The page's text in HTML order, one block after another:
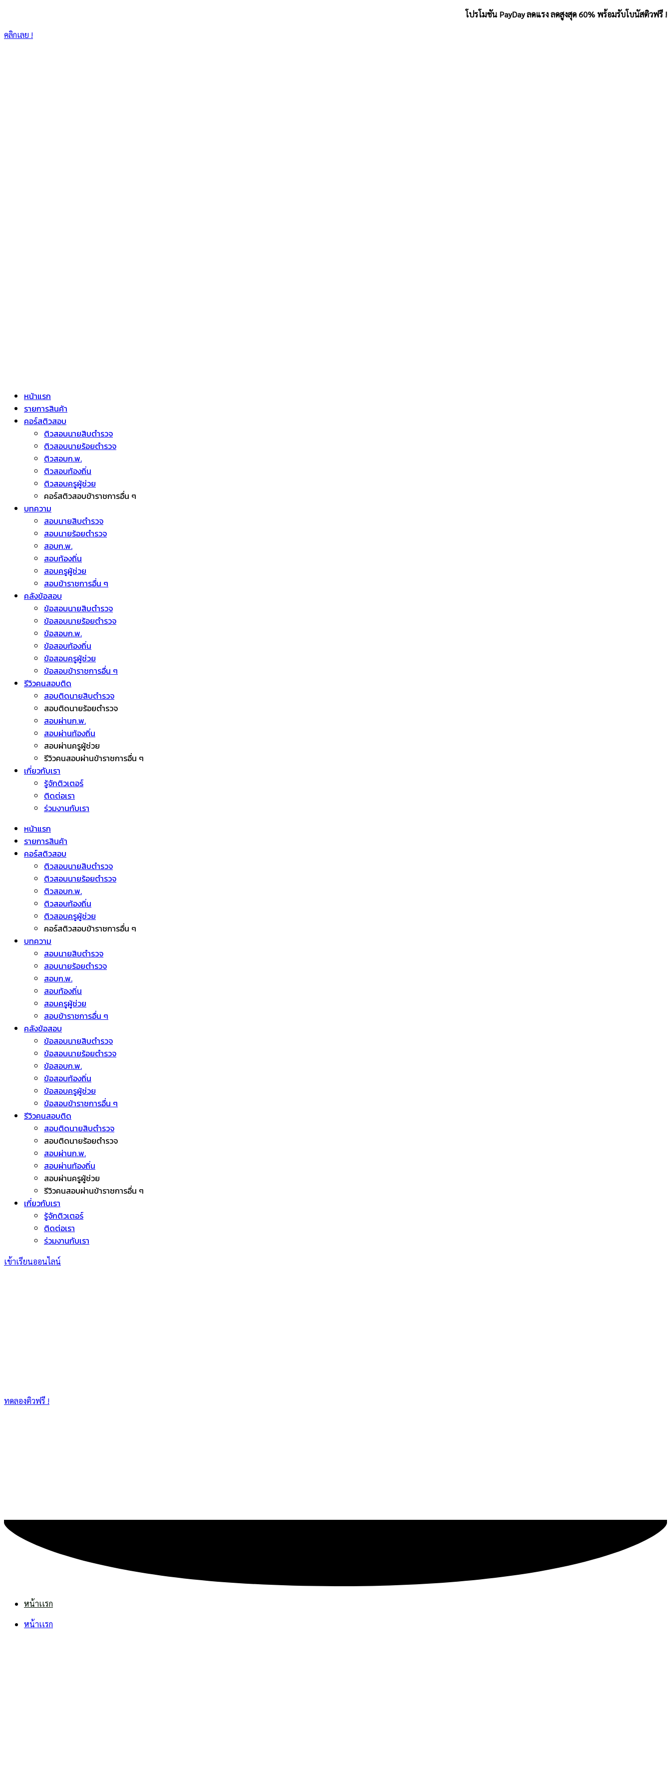
โปรโมชัน PayDay ลดแรง ลดสูงสุด 60% พร้อมรับโบนัสติวฟรี !
คลิกเลย !
หน้าแรก
รายการสินค้า
คอร์สติวสอบ
ติวสอบนายสิบตำรวจ
ติวสอบนายร้อยตำรวจ
ติวสอบก.พ.
ติวสอบท้องถิ่น
ติวสอบครูผู้ช่วย
คอร์สติวสอบข้าราชการอื่น ๆ
บทความ
สอบนายสิบตำรวจ
สอบนายร้อยตำรวจ
สอบก.พ.
สอบท้องถิ่น
สอบครูผู้ช่วย
สอบข้าราชการอื่น ๆ
คลังข้อสอบ
ข้อสอบนายสิบตำรวจ
ข้อสอบนายร้อยตำรวจ
ข้อสอบก.พ.
ข้อสอบท้องถิ่น
ข้อสอบครูผู้ช่วย
ข้อสอบข้าราชการอื่น ๆ
รีวิวคนสอบติด
สอบติดนายสิบตำรวจ
สอบติดนายร้อยตำรวจ
สอบผ่านก.พ.
สอบผ่านท้องถิ่น
สอบผ่านครูผู้ช่วย
รีวิวคนสอบผ่านข้าราชการอื่น ๆ
เกี่ยวกับเรา
รู้จักติวเตอร์
ติดต่อเรา
ร่วมงานกับเรา
หน้าแรก
รายการสินค้า
คอร์สติวสอบ
ติวสอบนายสิบตำรวจ
ติวสอบนายร้อยตำรวจ
ติวสอบก.พ.
ติวสอบท้องถิ่น
ติวสอบครูผู้ช่วย
คอร์สติวสอบข้าราชการอื่น ๆ
บทความ
สอบนายสิบตำรวจ
สอบนายร้อยตำรวจ
สอบก.พ.
สอบท้องถิ่น
สอบครูผู้ช่วย
สอบข้าราชการอื่น ๆ
คลังข้อสอบ
ข้อสอบนายสิบตำรวจ
ข้อสอบนายร้อยตำรวจ
ข้อสอบก.พ.
ข้อสอบท้องถิ่น
ข้อสอบครูผู้ช่วย
ข้อสอบข้าราชการอื่น ๆ
รีวิวคนสอบติด
สอบติดนายสิบตำรวจ
สอบติดนายร้อยตำรวจ
สอบผ่านก.พ.
สอบผ่านท้องถิ่น
สอบผ่านครูผู้ช่วย
รีวิวคนสอบผ่านข้าราชการอื่น ๆ
เกี่ยวกับเรา
รู้จักติวเตอร์
ติดต่อเรา
ร่วมงานกับเรา
เข้าเรียนออนไลน์
ทดลองติวฟรี !
หน้าเเรก
หน้าเเรก